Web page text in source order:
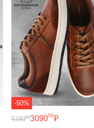
-50%
309000₽
618000